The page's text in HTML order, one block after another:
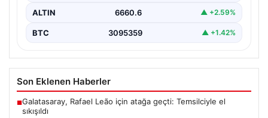
ALTIN 6660.6 ▲ +2.59%
BTC 3095359 ▲ +1.42%
Son Eklenen Haberler
■Galatasaray, Rafael Leão için atağa geçti: Temsilciyle el
sıkışıldı